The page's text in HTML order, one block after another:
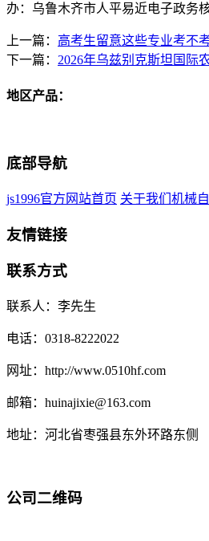
办：乌鲁木齐市人平易近电子政务
上一篇： 高考生留意这些专业考不
下一篇： 2026年乌兹别克斯坦国际
地区产品：
底部导航
js1996官方网站首页 关于我们 机械
友情链接
联系方式
联系人：李先生
电话：0318-8222022
网址：http://www.0510hf.com
邮箱：huinajixie@163.com
地址：河北省枣强县东外环路东侧
公司二维码